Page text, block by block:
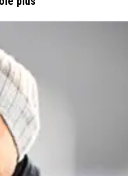
minimum
à 9:53
été , je serai plus que
22 mai 2026 à 18:13